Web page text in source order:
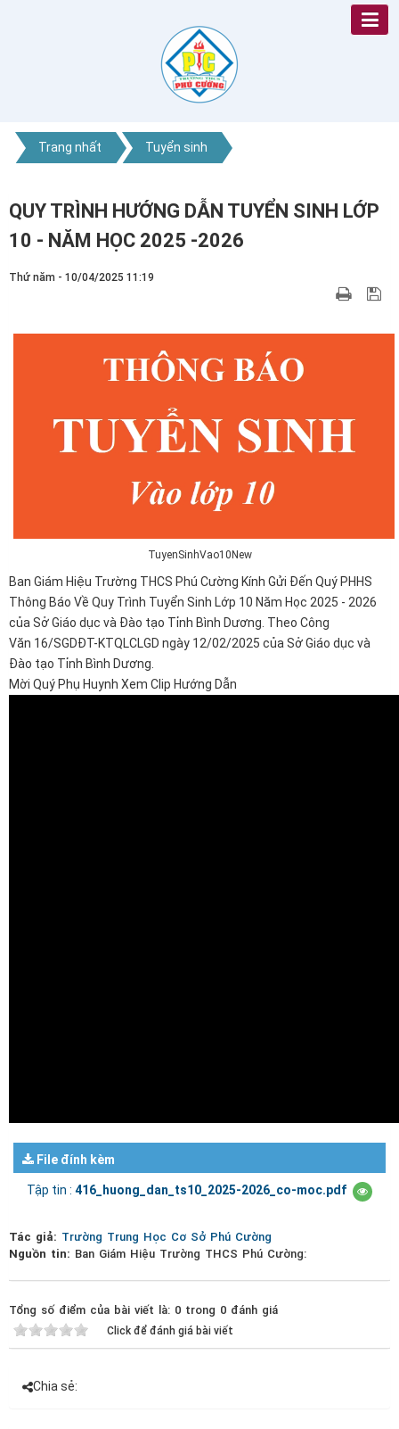
Trang nhất Tuyển sinh
QUY TRÌNH HƯỚNG DẪN TUYỂN SINH LỚP
10 - NĂM HỌC 2025 -2026
Thứ năm - 10/04/2025 11:19
TuyenSinhVao10New
Ban Giám Hiệu Trường THCS Phú Cường Kính Gửi Đến Quý PHHS
Thông Báo Về Quy Trình Tuyển Sinh Lớp 10 Năm Học 2025 - 2026
của Sở Giáo dục và Đào tạo Tỉnh Bình Dương. Theo Công
Văn 16/SGDĐT-KTQLCLGD ngày 12/02/2025 của Sở Giáo dục và
Đào tạo Tỉnh Bình Dương.
Mời Quý Phụ Huynh Xem Clip Hướng Dẫn
File đính kèm
Tập tin : 416_huong_dan_ts10_2025-2026_co-moc.pdf
Tác giả: Trường Trung Học Cơ Sở Phú Cường
Nguồn tin: Ban Giám Hiệu Trường THCS Phú Cường:
Tổng số điểm của bài viết là: 0 trong 0 đánh giá
Click để đánh giá bài viết
Chia sẻ: